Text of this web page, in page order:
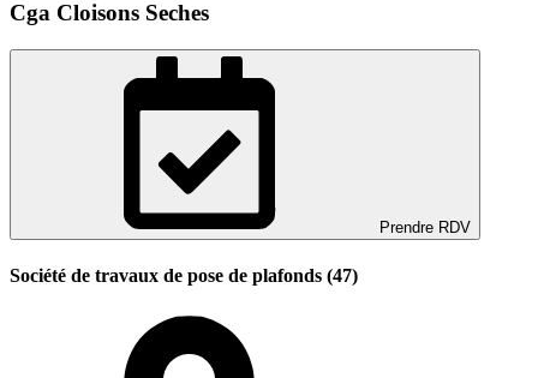
Cga Cloisons Seches
Prendre RDV
Société de travaux de pose de plafonds (47)